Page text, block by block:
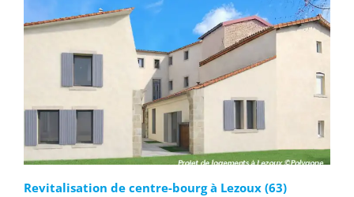
Revitalisation de centre-bourg à Lezoux (63)